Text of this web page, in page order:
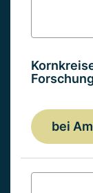
Forschung
bei